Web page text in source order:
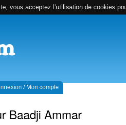
vous acceptez l’utilisation de cookies
/ Mon compte
Baadji Ammar